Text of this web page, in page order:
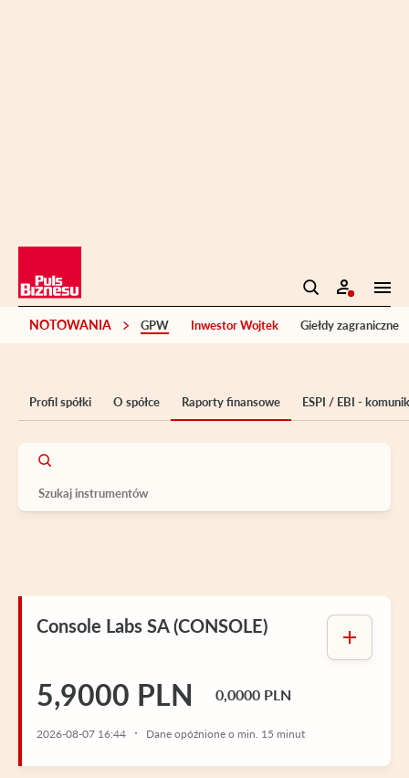
NOTOWANIA GPW Inwestor Wojtek Giełdy zagraniczne
Profil spółki O spółce Raporty finansowe ESPI / EBI -
Console Labs SA (CONSOLE)
5,9000 PLN 0,0000 PLN
2026-08-07 16:44 Dane opóźnione o min. 15 minut